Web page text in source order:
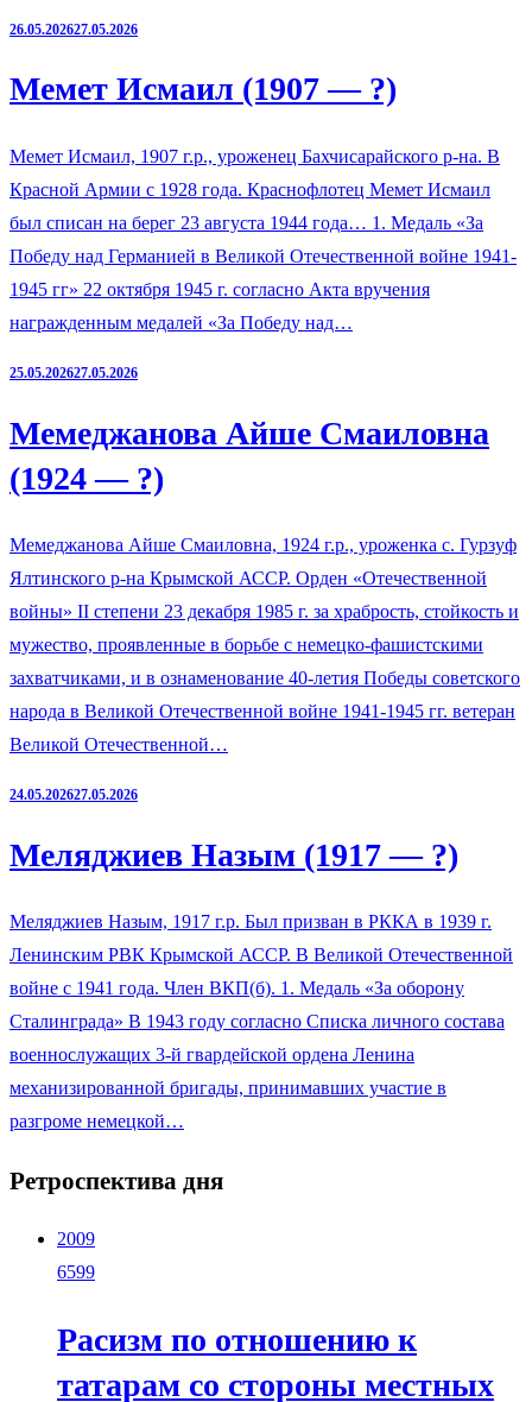
26.05.202627.05.2026
Мемет Исмаил (1907 — ?)
Мемет Исмаил, 1907 г.р., уроженец Бахчисарайского р-на. В
Красной Армии с 1928 года. Краснофлотец Мемет Исмаил
был списан на берег 23 августа 1944 года… 1. Медаль «За
Победу над Германией в Великой Отечественной войне 1941-
1945 гг» 22 октября 1945 г. согласно Акта вручения
награжденным медалей «За Победу над…
25.05.202627.05.2026
Мемеджанова Айше Смаиловна
(1924 — ?)
Мемеджанова Айше Смаиловна, 1924 г.р., уроженка с. Гурзуф
Ялтинского р-на Крымской АССР. Орден «Отечественной
войны» II степени 23 декабря 1985 г. за храбрость, стойкость и
мужество, проявленные в борьбе с немецко-фашистскими
захватчиками, и в ознаменование 40-летия Победы советского
народа в Великой Отечественной войне 1941-1945 гг. ветеран
Великой Отечественной…
24.05.202627.05.2026
Меляджиев Назым (1917 — ?)
Меляджиев Назым, 1917 г.р. Был призван в РККА в 1939 г.
Ленинским РВК Крымской АССР. В Великой Отечественной
войне с 1941 года. Член ВКП(б). 1. Медаль «За оборону
Сталинграда» В 1943 году согласно Списка личного состава
военнослужащих 3-й гвардейской ордена Ленина
механизированной бригады, принимавших участие в
разгроме немецкой…
Ретроспектива дня
2009
6599
Расизм по отношению к
татарам со стороны местных